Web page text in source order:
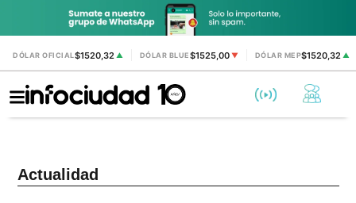
DÓLAR OFICIAL$1520,32 ▲ DÓLAR BLUE$1525,00 ▼ DÓLAR MEP$1520,32 ▲
Actualidad